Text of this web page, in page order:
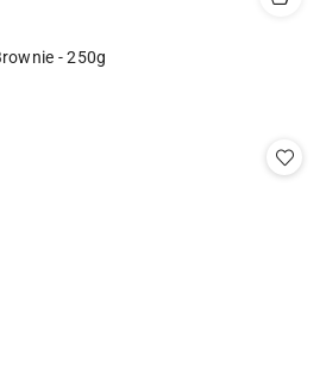
- 250g